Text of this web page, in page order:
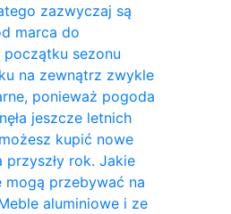
zazwyczaj są
marca do
sezonu
na zewnątrz zwykle
ponieważ pogoda
jeszcze letnich
kupić nowe
przyszły rok. Jakie
mogą przebywać na
aluminiowe i ze